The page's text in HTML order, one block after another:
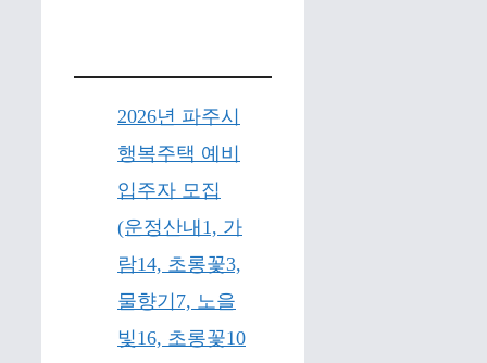
2026년 파주시
행복주택 예비
입주자 모집
(운정산내1, 가
람14, 초롱꽃3,
물향기7, 노을
빛16, 초롱꽃10